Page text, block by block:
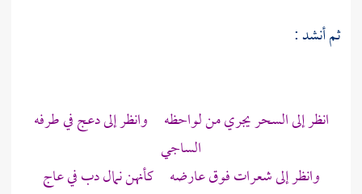
ثم أنشد :
انظر إلى السحر يجري من لواحظه وانظر إلى دعج في طرفه
الساجي
وانظر إلى شعرات فوق عارضه كأنهن نمال دب في عاج